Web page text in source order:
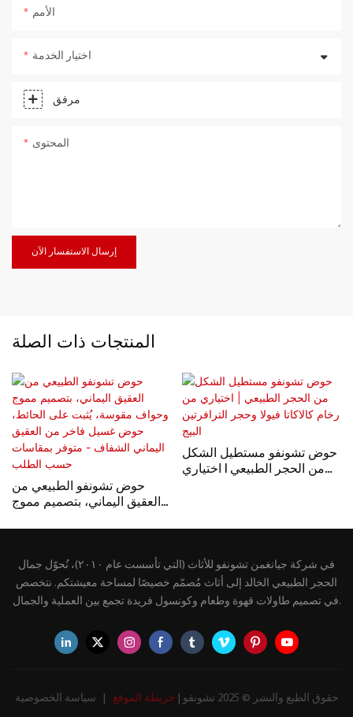
الأمم
اختيار الخدمة
مرفق
المحتوى
إرسال الاستفسار الآن
المنتجات ذات الصلة
حوض تشونفو الطبيعي من
العقيق اليماني، بتصميم مموج
متوفر بمقاسات حسب الطلب
حوض تشونفو مستطيل الشكل
من الحجر الطبيعي | اختياري
في شركة جيانغمن تشونفو للأثاث (التي تأسست عام ٢٠١٠)، نُحوّل جمال
الحجر الطبيعي الخالد إلى أثاث مُصمّم خصيصًا لمساحة معيشتكم. نتخصص
في تصميم طاولات قهوة وطعام وكونسول فريدة تجمع بين العملية والجمال.
حقوق الطبع والنشر © 2025 تشونفو | خريطة الموقع سياسة الخصوصية